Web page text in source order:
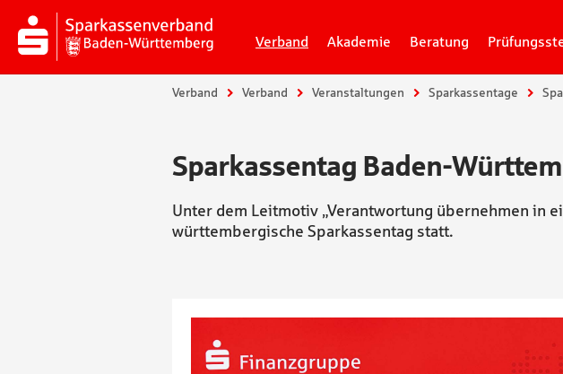
Verband
Akademie Beratung
Verband Verband Veranstaltungen Sparkassentage
Sparkassentag Baden-
Unter dem Leitmotiv „Verantwortung übernehmen in
württembergische Sparkassentag statt.